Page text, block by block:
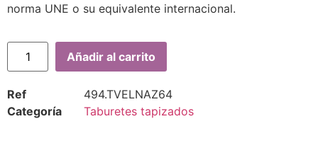
norma UNE o su equivalente internacional.
Añadir al carrito
Ref
494.TVELNAZ64
Categoría
Taburetes tapizados